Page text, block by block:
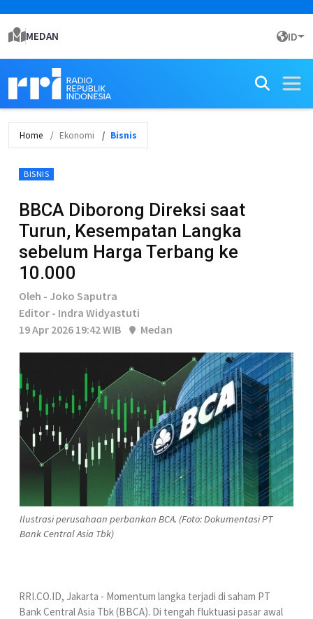
MEDAN ID
Home Ekonomi Bisnis
BISNIS
BBCA Diborong Direksi saat
Turun, Kesempatan Langka
sebelum Harga Terbang ke
10.000
Oleh - Joko Saputra
Editor - Indra Widyastuti
19 Apr 2026 19:42 WIB
Medan
Ilustrasi perusahaan perbankan BCA. (Foto: Dokumentasi PT
Bank Central Asia Tbk)
RRI.CO.ID, Jakarta - Momentum langka terjadi di saham PT
Bank Central Asia Tbk (BBCA). Di tengah fluktuasi pasar awal